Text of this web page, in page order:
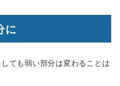
に
ても弱い部分は変わることは